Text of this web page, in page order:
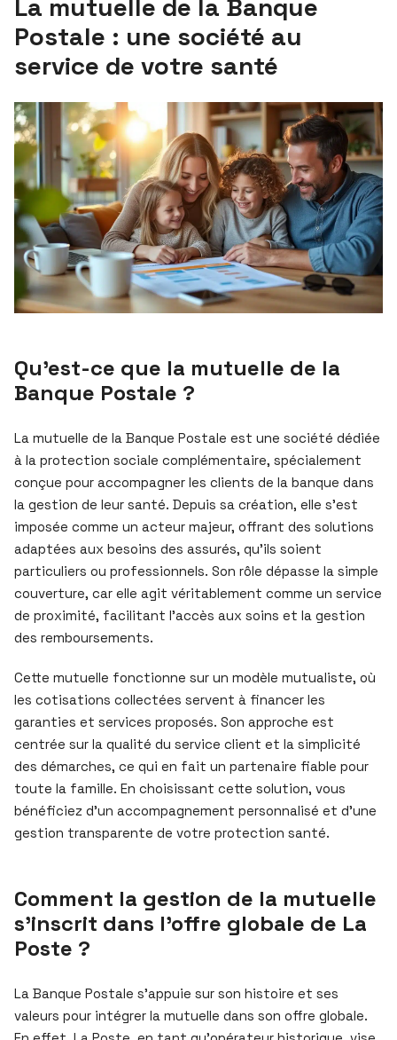
La mutuelle de la Banque
Postale : une société au
service de votre santé
Qu’est-ce que la mutuelle de la
Banque Postale ?
La mutuelle de la Banque Postale est une société dédiée
à la protection sociale complémentaire, spécialement
conçue pour accompagner les clients de la banque dans
la gestion de leur santé. Depuis sa création, elle s’est
imposée comme un acteur majeur, offrant des solutions
adaptées aux besoins des assurés, qu’ils soient
particuliers ou professionnels. Son rôle dépasse la simple
couverture, car elle agit véritablement comme un service
de proximité, facilitant l’accès aux soins et la gestion
des remboursements.
Cette mutuelle fonctionne sur un modèle mutualiste, où
les cotisations collectées servent à financer les
garanties et services proposés. Son approche est
centrée sur la qualité du service client et la simplicité
des démarches, ce qui en fait un partenaire fiable pour
toute la famille. En choisissant cette solution, vous
bénéficiez d’un accompagnement personnalisé et d’une
gestion transparente de votre protection santé.
Comment la gestion de la mutuelle
s’inscrit dans l’offre globale de La
Poste ?
La Banque Postale s’appuie sur son histoire et ses
valeurs pour intégrer la mutuelle dans son offre globale.